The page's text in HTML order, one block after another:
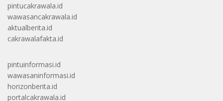
pintucakrawala.id
wawasancakrawala.id
aktualberita.id
cakrawalafakta.id
pintuinformasi.id
wawasaninformasi.id
horizonberita.id
portalcakrawala.id